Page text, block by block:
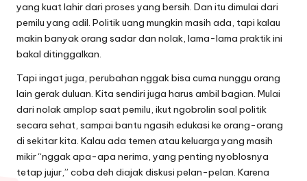
yang kuat lahir dari proses yang bersih. Dan itu dimulai dari
pemilu yang adil. Politik uang mungkin masih ada, tapi kalau
makin banyak orang sadar dan nolak, lama-lama praktik ini
bakal ditinggalkan.
Tapi ingat juga, perubahan nggak bisa cuma nunggu orang
lain gerak duluan. Kita sendiri juga harus ambil bagian. Mulai
dari nolak amplop saat pemilu, ikut ngobrolin soal politik
secara sehat, sampai bantu ngasih edukasi ke orang-orang
di sekitar kita. Kalau ada temen atau keluarga yang masih
mikir “nggak apa-apa nerima, yang penting nyoblosnya
tetap jujur,” coba deh diajak diskusi pelan-pelan. Karena